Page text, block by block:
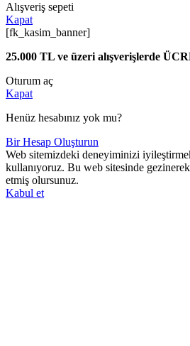
Alışveriş sepeti
Kapat
[fk_kasim_banner]
25.000 TL ve üzeri alışverişlerde
Oturum aç
Kapat
Henüz hesabınız yok mu?
Bir Hesap Oluşturun
Web sitemizdeki deneyiminizi
kullanıyoruz. Bu web sitesinde gezinerek
etmiş olursunuz.
Kabul et